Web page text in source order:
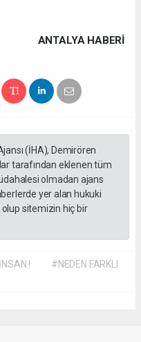
ANTALYA HABERİ
(İHA), Demirören
tarafından eklenen tüm
olmadan ajans
yer alan hukuki
sitemizin hiç bir
!
#NEDEN FARKLI